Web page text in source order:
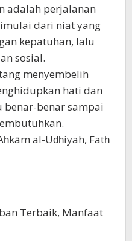
adalah perjalanan
dari niat yang
kepatuhan, lalu
sosial.
menyembelih
hati dan
benar-benar sampai
al-Uḍḥiyah, Fatḥ
Terbaik, Manfaat